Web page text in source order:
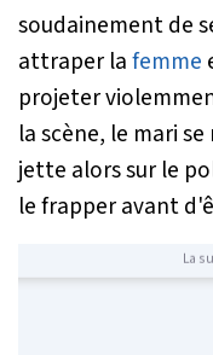
soudainement de
attraper lafemme
projeter
la scène, le mari
jette alors sur le
le frapper avant
La